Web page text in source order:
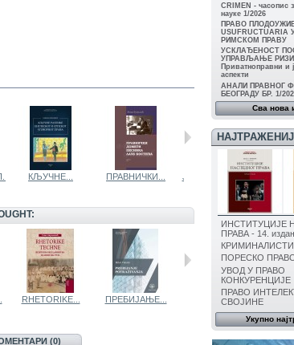
КЉУЧНЕ... ПРАВНИЧКИ... ЈУРИСПРУДЕНЦ...
RHETORIKE... ПРЕБИЈАЊЕ... ОПШТЕ...
(0)
CRIMEN - часопис
науке 1/2026
ПРАВО
РИМСКОМ ПРАВУ
УСКЛАЂЕНОСТ
УПРАВЉАЊЕ
Приватноправни и
аспекти
АНАЛИ ПРАВНОГ
БЕОГРАДУ БР. 1/
Сва нова
ИНСТИТУЦИЈЕ
ПРАВА - 14.
ПОРЕСКО
УВОД У ПРАВО
КОНКУРЕНЦИЈЕ
ПРАВО
СВОЈИНЕ
Укупно